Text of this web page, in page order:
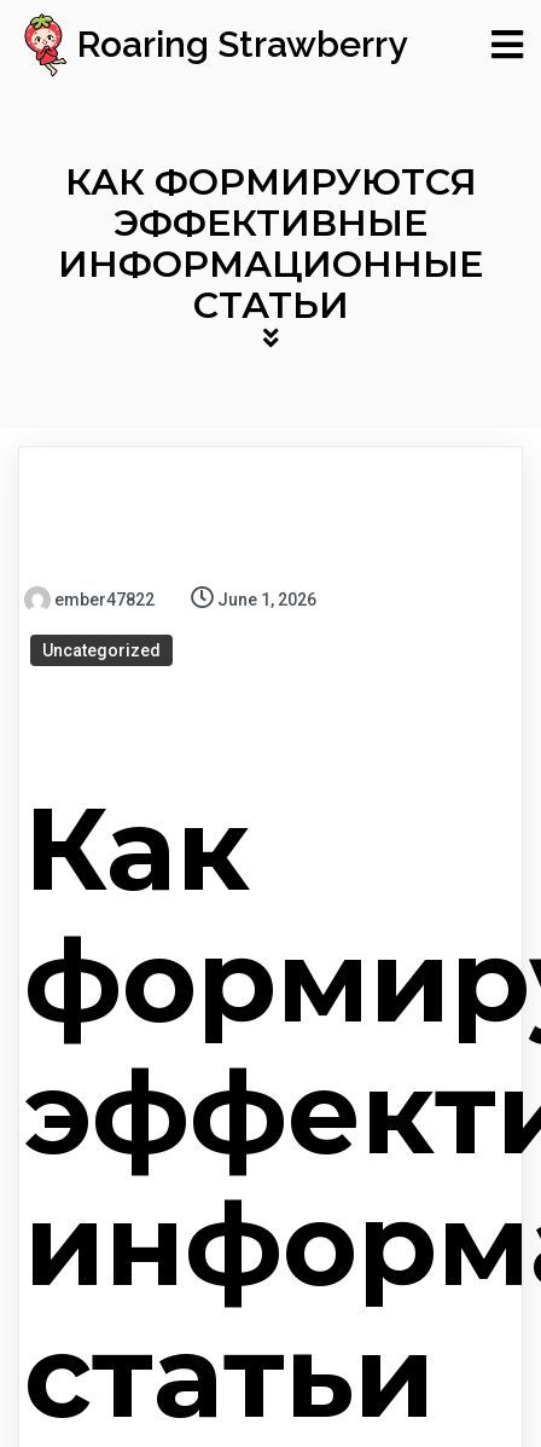
Roaring Strawberry
КАК ФОРМИРУЮТСЯ
ЭФФЕКТИВНЫЕ
ИНФОРМАЦИОННЫЕ
СТАТЬИ
ember47822 June 1, 2026
Uncategorized
Как
статьи